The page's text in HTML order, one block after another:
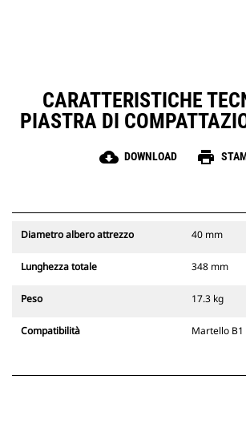
CARATTERISTICHE
PIASTRA DI
cloud_download DOWNLOAD print
Diametro albero attrezzo 40 mm
Lunghezza totale 348 mm
Peso 17.3 kg
Compatibilità Martello B1